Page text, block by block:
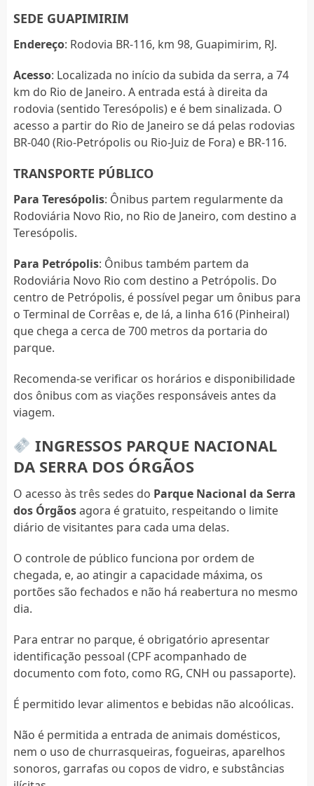
SEDE GUAPIMIRIM
Endereço: Rodovia BR-116, km 98, Guapimirim, RJ.
Acesso: Localizada no início da subida da serra, a 74
km do Rio de Janeiro. A entrada está à direita da
rodovia (sentido Teresópolis) e é bem sinalizada. O
acesso a partir do Rio de Janeiro se dá pelas rodovias
BR-040 (Rio-Petrópolis ou Rio-Juiz de Fora) e BR-116.
TRANSPORTE PÚBLICO
Para Teresópolis: Ônibus partem regularmente da
Rodoviária Novo Rio, no Rio de Janeiro, com destino a
Teresópolis.
Para Petrópolis: Ônibus também partem da
Rodoviária Novo Rio com destino a Petrópolis. Do
centro de Petrópolis, é possível pegar um ônibus para
o Terminal de Corrêas e, de lá, a linha 616 (Pinheiral)
que chega a cerca de 700 metros da portaria do
parque.
Recomenda-se verificar os horários e disponibilidade
dos ônibus com as viações responsáveis antes da
viagem.
INGRESSOS PARQUE NACIONAL
DA SERRA DOS ÓRGÃOS
O acesso às três sedes do Parque Nacional da Serra
dos Órgãosagora é gratuito, respeitando o limite
diário de visitantes para cada uma delas.
O controle de público funciona por ordem de
chegada, e, ao atingir a capacidade máxima, os
portões são fechados e não há reabertura no mesmo
dia.
Para entrar no parque, é obrigatório apresentar
identificação pessoal (CPF acompanhado de
documento com foto, como RG, CNH ou passaporte).
É permitido levar alimentos e bebidas não alcoólicas.
Não é permitida a entrada de animais domésticos,
nem o uso de churrasqueiras, fogueiras, aparelhos
sonoros, garrafas ou copos de vidro, e substâncias